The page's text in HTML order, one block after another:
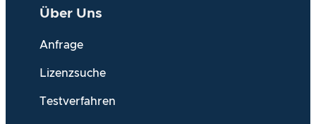
Über Uns
Anfrage
Lizenzsuche
Testverfahren